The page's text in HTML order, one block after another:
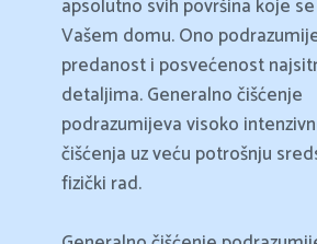
apsolutno svih površina koje
Vašem domu. Ono
predanost i posvećenost
detaljima. Generalno čišćenje
podrazumijeva visoko
čišćenja uz veću potrošnju
fizički rad.